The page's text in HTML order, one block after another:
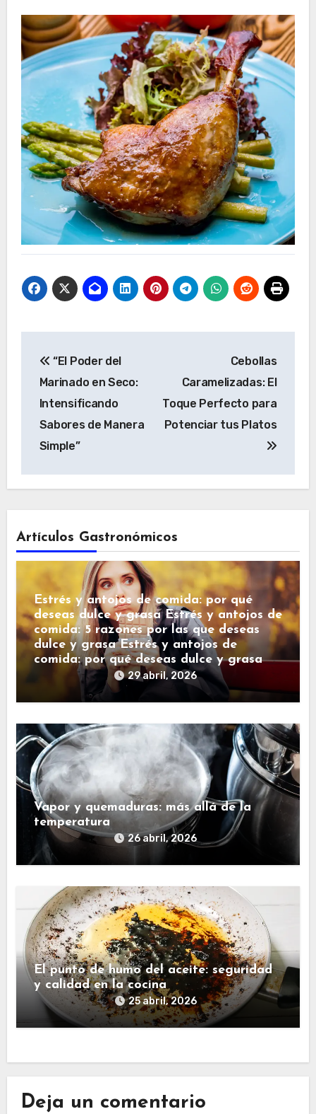
de
entradas
“El Poder del
Marinado en Seco:
Intensificando
Sabores de Manera
Simple”
Cebollas
Caramelizadas: El
Toque Perfecto para
Potenciar tus Platos
Artículos Gastronómicos
Estrés y antojos de comida: por qué
deseas dulce y grasa Estrés y antojos de
comida: 5 razones por las que deseas
dulce y grasa Estrés y antojos de
comida: por qué deseas dulce y grasa
29 abril, 2026
Vapor y quemaduras: más allá de la
temperatura
26 abril, 2026
El punto de humo del aceite: seguridad
y calidad en la cocina
25 abril, 2026
Deja un comentario